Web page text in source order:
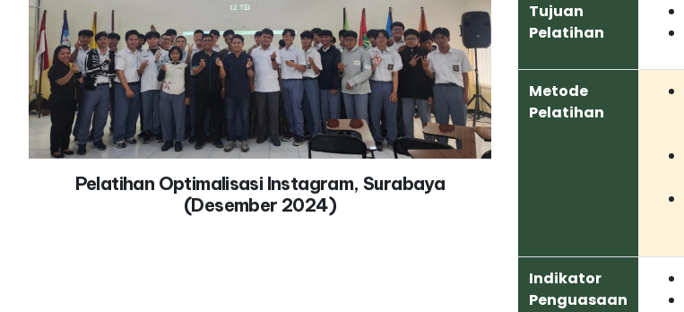
Pelatihan Optimalisasi Instagram, Surabaya
(Desember 2024)
Tujuan
Pelatihan
Metode
Pelatihan
Indikator
Penguasaan